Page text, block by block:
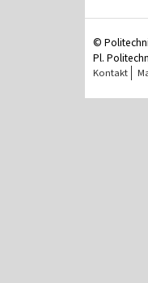
©
Pl.
Kontakt